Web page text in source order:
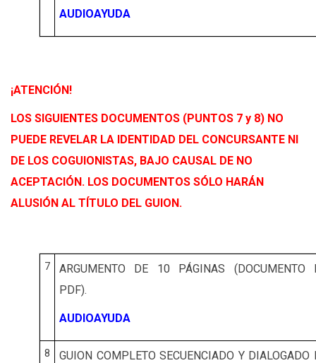
AUDIOAYUDA
¡ATENCIÓN!
LOS SIGUIENTES DOCUMENTOS (PUNTOS 7 y 8) NO
PUEDE REVELAR LA IDENTIDAD DEL CONCURSANTE NI
DE LOS COGUIONISTAS, BAJO CAUSAL DE NO
ACEPTACIÓN. LOS DOCUMENTOS SÓLO HARÁN
ALUSIÓN AL TÍTULO DEL GUION.
7
ARGUMENTO DE 10 PÁGINAS (DOCUMENTO
PDF).
AUDIOAYUDA
8 GUION COMPLETO SECUENCIADO Y DIALOGADO